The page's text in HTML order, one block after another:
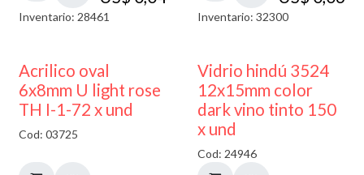
Inventario: 28461 Inventario: 32300
50% DESCUENTO
Acrilico oval
6x8mm U light rose
TH I-1-72 x und
Cod: 03725 40% DESCUENTO
Vidrio hindú 3524
12x15mm color
dark vino tinto 150
x und
Cod: 24946